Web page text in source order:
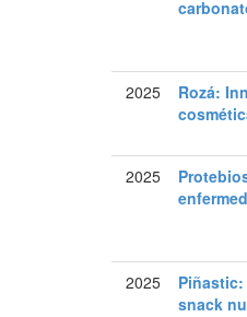
2025
Rozá:
2025
2025
snack